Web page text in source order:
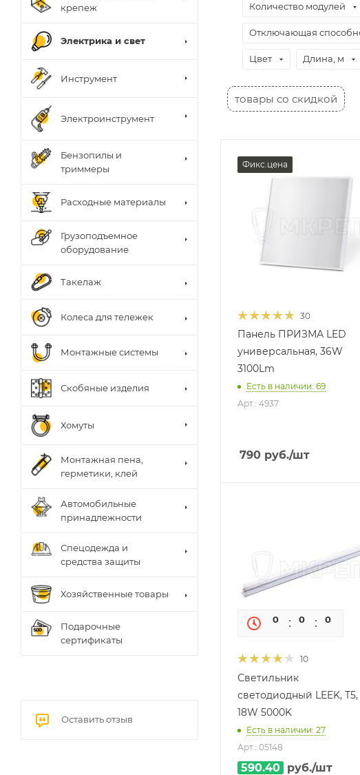
Количество модулей
Отключающая
Цвет Длина, м
товары со скидкой
Фикс.цена
30
Панель ПРИЗМА LED
универсальная, 36W
3100Lm
Есть в наличии: 69
Арт.: 4937
790 руб./шт
0 0 0
10
Светильник
светодиодный LEEK, T5,
18W 5000K
Есть в наличии: 27
Арт.: 05148
590.40 руб./шт
крепеж
Электрика и свет
Инструмент
Электроинструмент
Бензопилы и
триммеры
Расходные материалы
Грузоподъемное
оборудование
Такелаж
Колеса для тележек
Монтажные системы
Скобяные изделия
Хомуты
Монтажная пена,
герметики, клей
Автомобильные
принадлежности
Спецодежда и
средства защиты
Хозяйственные товары
Подарочные
сертификаты
Оставить отзыв